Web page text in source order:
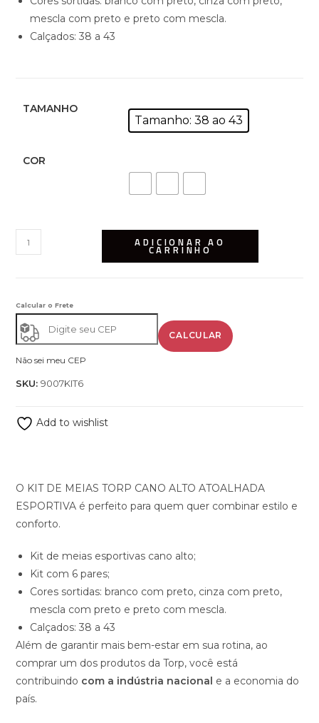
mescla com preto e preto com mescla.
Calçados: 38 a 43
TAMANHO
Tamanho: 38 ao 43
COR
ADICIONAR AO
CARRINHO
Calcular o Frete
CALCULAR
Não sei meu CEP
SKU:9007KIT6
Add to wishlist
O KIT DE MEIAS TORP CANO ALTO ATOALHADA
ESPORTIVA é perfeito para quem quer combinar estilo e
conforto.
Kit de meias esportivas cano alto;
Kit com 6 pares;
Cores sortidas: branco com preto, cinza com preto,
mescla com preto e preto com mescla.
Calçados: 38 a 43
Além de garantir mais bem-estar em sua rotina, ao
comprar um dos produtos da Torp, você está
contribuindo com a indústria nacional e a economia do
país.